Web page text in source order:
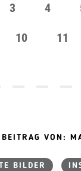
3 4
10 11
BEITRAG VON:
BILDER